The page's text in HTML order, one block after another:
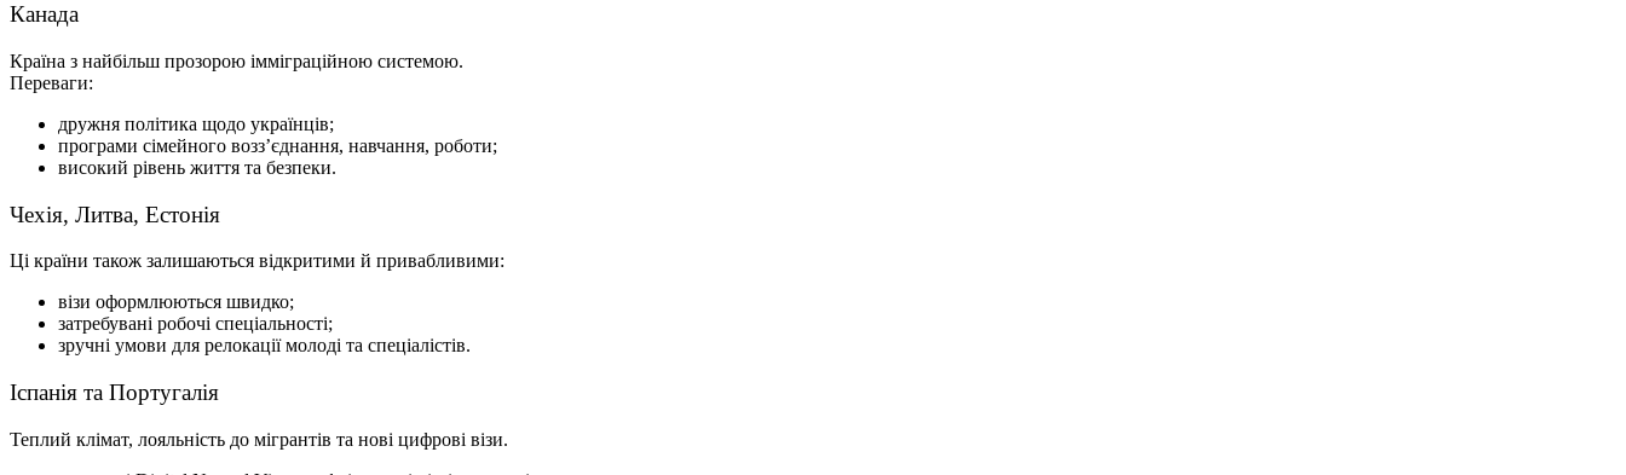
Канада
Країна з найбільш прозорою імміграційною системою.
Переваги:
дружня політика щодо українців;
програми сімейного возз’єднання, навчання, роботи;
високий рівень життя та безпеки.
Чехія, Литва, Естонія
Ці країни також залишаються відкритими й привабливими:
візи оформлюються швидко;
затребувані робочі спеціальності;
зручні умови для релокації молоді та спеціалістів.
Іспанія та Португалія
Теплий клімат, лояльність до мігрантів та нові цифрові візи.